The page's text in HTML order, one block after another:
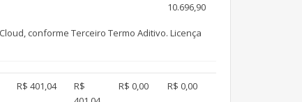
10.696,90
conforme Terceiro Termo Aditivo. Licença
R$ 401,04
R$
R$ 0,00 R$ 0,00